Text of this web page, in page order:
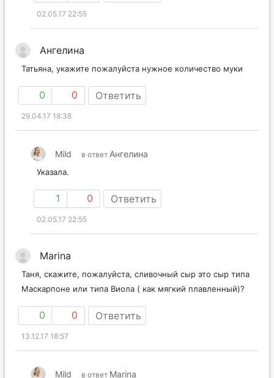
2 0 Ответить
02.05.17 22:55
0 0 Ответить
29.04.17 18:38
1 0 Ответить
02.05.17 22:55
Таня, скажите, пожалуйста, сливочный сыр это сыр типа
0 0 Ответить
13.12.17 18:57